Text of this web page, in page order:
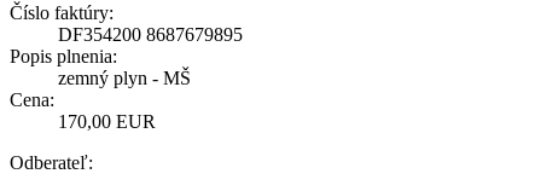
Číslo faktúry:
DF354200 8687679895
Popis plnenia:
zemný plyn - MŠ
Cena:
170,00 EUR
Odberateľ: